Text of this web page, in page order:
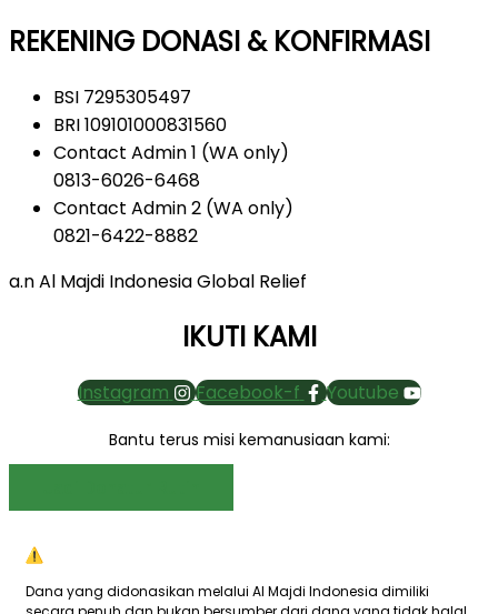
REKENING DONASI & KONFIRMASI
BSI 7295305497
BRI 109101000831560
Contact Admin 1 (WA only)
0813-6026-6468
Contact Admin 2 (WA only)
0821-6422-8882
a.n Al Majdi Indonesia Global Relief
IKUTI KAMI
Instagram Facebook-f Youtube
Bantu terus misi kemanusiaan kami:
Dana yang didonasikan melalui Al Majdi Indonesia dimiliki